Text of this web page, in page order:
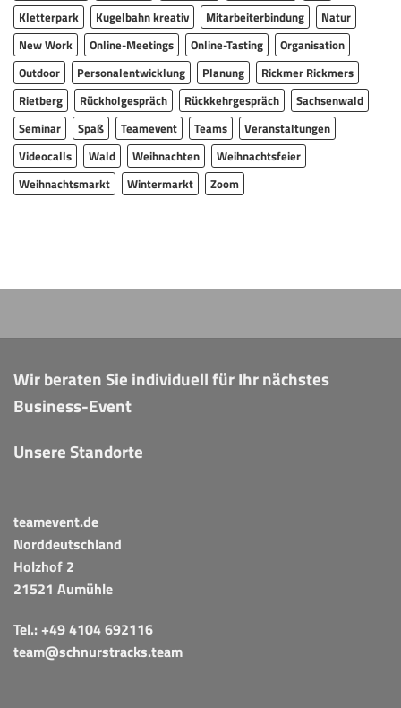
Kletterpark
Kugelbahn kreativ Mitarbeiterbindung
Natur
New Work
Online-Meetings Online-Tasting
Organisation
Outdoor
Personalentwicklung Planung
Rickmer Rickmers
Rietberg
Rückholgespräch Rückkehrgespräch
Sachsenwald
Seminar
Spaß Teamevent Teams
Veranstaltungen
Videocalls
Wald Weihnachten
Weihnachtsfeier
Weihnachtsmarkt
Wintermarkt Zoom
Wir beraten Sie individuell für Ihr nächstes
Business-Event
Unsere Standorte
teamevent.de
Norddeutschland
Holzhof 2
21521 Aumühle
Tel.:+49 4104 692116
team@schnurstracks.team